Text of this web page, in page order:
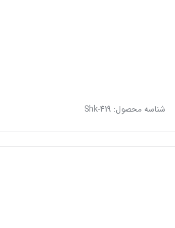
شناسه محصول: Shk-419